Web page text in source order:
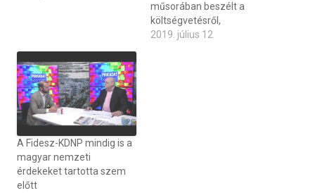
műsorában beszélt a
költségvetésről,
2019. július 12
A Fidesz-KDNP mindig is a
magyar nemzeti
érdekeket tartotta szem
előtt